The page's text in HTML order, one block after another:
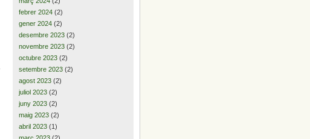
febrer 2024 (2)
gener 2024 (2)
desembre 2023 (2)
novembre 2023 (2)
octubre 2023 (2)
setembre 2023 (2)
agost 2023 (2)
juliol 2023 (2)
juny 2023 (2)
maig 2023 (2)
abril 2023 (1)